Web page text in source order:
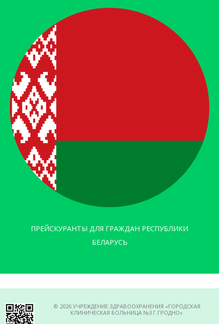
ПРЕЙСКУРАНТЫ ДЛЯ ГРАЖДАН РЕСПУБЛИКИ
БЕЛАРУСЬ
© 2026 УЧРЕЖДЕНИЕ ЗДРАВООХРАНЕНИЯ «ГОРОДСКАЯ
КЛИНИЧЕСКАЯ БОЛЬНИЦА №3 Г.ГРОДНО»